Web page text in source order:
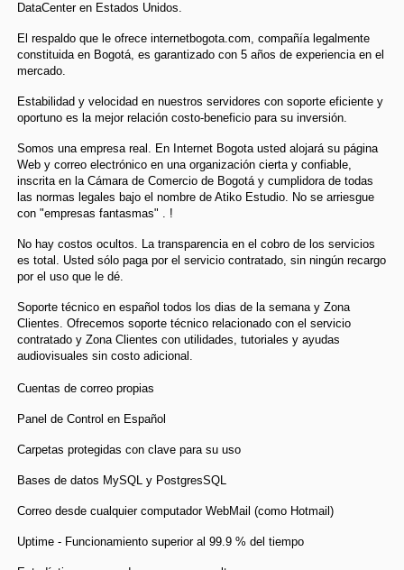
DataCenter en Estados Unidos.
El respaldo que le ofrece internetbogota.com, compañía legalmente
constituida en Bogotá, es garantizado con 5 años de experiencia en el
mercado.
Estabilidad y velocidad en nuestros servidores con soporte eficiente y
oportuno es la mejor relación costo-beneficio para su inversión.
Somos una empresa real. En Internet Bogota usted alojará su página
Web y correo electrónico en una organización cierta y confiable,
inscrita en la Cámara de Comercio de Bogotá y cumplidora de todas
las normas legales bajo el nombre de Atiko Estudio. No se arriesgue
con "empresas fantasmas" . !
No hay costos ocultos. La transparencia en el cobro de los servicios
es total. Usted sólo paga por el servicio contratado, sin ningún recargo
por el uso que le dé.
Soporte técnico en español todos los dias de la semana y Zona
Clientes. Ofrecemos soporte técnico relacionado con el servicio
contratado y Zona Clientes con utilidades, tutoriales y ayudas
audiovisuales sin costo adicional.
Cuentas de correo propias
Panel de Control en Español
Carpetas protegidas con clave para su uso
Bases de datos MySQL y PostgresSQL
Correo desde cualquier computador WebMail (como Hotmail)
Uptime - Funcionamiento superior al 99.9 % del tiempo